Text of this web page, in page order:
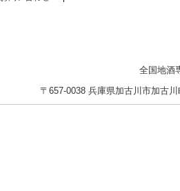
全国地酒
〒657-0038 兵庫県加古川市加古